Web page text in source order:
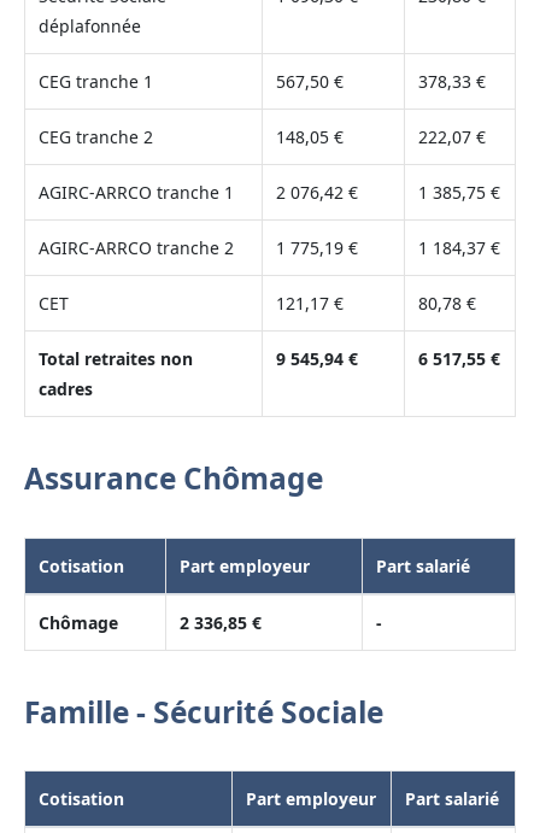
déplafonnée
CEG tranche 1 567,50 € 378,33 €
CEG tranche 2 148,05 € 222,07 €
AGIRC-ARRCO tranche 1 2 076,42 € 1 385,75 €
AGIRC-ARRCO tranche 2 1 775,19 € 1 184,37 €
CET 121,17 € 80,78 €
Total retraites non
cadres
9 545,94 € 6 517,55 €
Assurance Chômage
Cotisation Part employeur Part salarié
Chômage 2 336,85 € -
Famille - Sécurité Sociale
Cotisation Part employeur Part salarié